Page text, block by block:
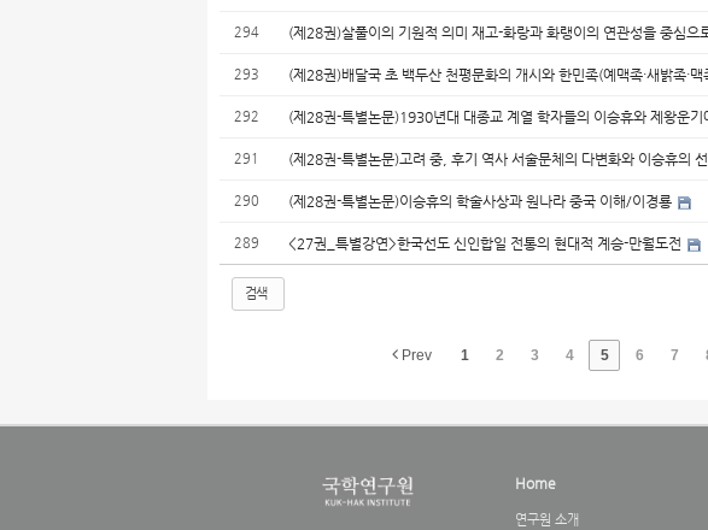
294 (제28권)살풀이의 기원적 의미 재고-화랑과 화랭이의 연관성을 중심으
293 (제28권)배달국 초 백두산 천평문화의 개시와 한민족(예맥족·새밝족·
292 (제28권-특별논문)1930년대 대종교 계열 학자들의 이승휴와 제왕운
291 (제28권-특별논문)고려 중, 후기 역사 서술문체의 다변화와 이승휴의
290 (제28권-특별논문)이승휴의 학술사상과 원나라 중국 이해/이경룡
289 <27권_특별강연>한국선도 신인합일 전통의 현대적 계승-만월도전
검색
Prev 1 2 3 4 5 6 7
Home
연구원 소개